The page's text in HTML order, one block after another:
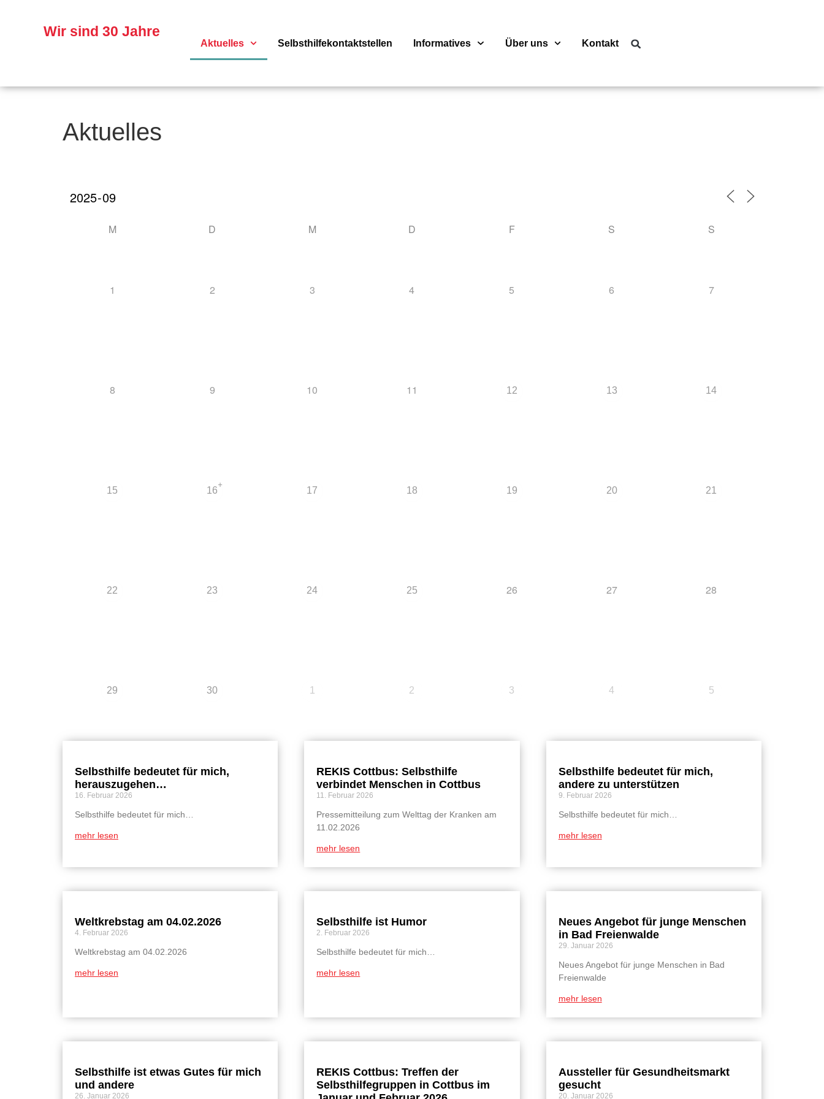
Wir sind 30 Jahre
Aktuelles Selbsthilfekontaktstellen Informatives Über uns Kontakt
Aktuelles
M D M D F S S
1 2 3 4 5 6 7
8 9 10 11 12 13 14
15 16
+
17 18 19 20 21
22 23 24 25 26 27 28
29 30 1 2 3 4 5
Selbsthilfe bedeutet für mich,
herauszugehen…
16. Februar 2026
Selbsthilfe bedeutet für mich…
mehr lesen
REKIS Cottbus: Selbsthilfe
verbindet Menschen in Cottbus
11. Februar 2026
Pressemitteilung zum Welttag der Kranken am
11.02.2026
mehr lesen
Selbsthilfe bedeutet für mich,
andere zu unterstützen
9. Februar 2026
Selbsthilfe bedeutet für mich…
mehr lesen
Weltkrebstag am 04.02.2026
4. Februar 2026
Weltkrebstag am 04.02.2026
mehr lesen
Selbsthilfe ist Humor
2. Februar 2026
Selbsthilfe bedeutet für mich…
mehr lesen
Neues Angebot für junge Menschen
in Bad Freienwalde
29. Januar 2026
Neues Angebot für junge Menschen in Bad
Freienwalde
mehr lesen
Selbsthilfe ist etwas Gutes für mich
und andere
26. Januar 2026
REKIS Cottbus: Treffen der
Selbsthilfegruppen in Cottbus im
Aussteller für Gesundheitsmarkt
gesucht
20. Januar 2026